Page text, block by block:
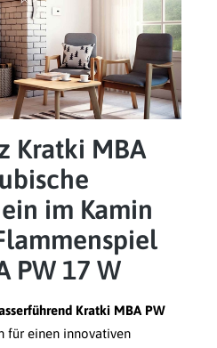
Kratki MBA
im Kamin
PW 17 W
Kratki MBA PW
für einen innovativen